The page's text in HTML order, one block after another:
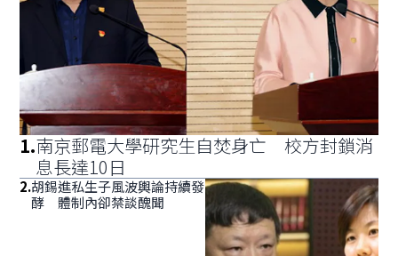
1.南京郵電大學研究生自焚身亡 校方封鎖消
息長達10日
2.胡錫進私生子風波輿論持續發
酵 體制內卻禁談醜聞